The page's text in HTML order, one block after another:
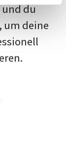
und du
um deine